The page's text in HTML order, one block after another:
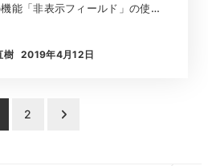
能「非表示フィールド」の使…
樹
投稿日
2019年4月12日
2